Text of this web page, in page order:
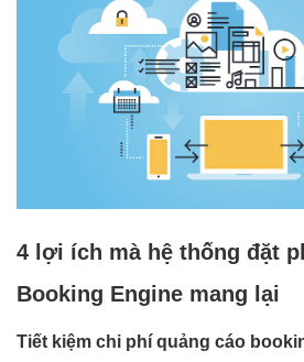
4 lợi ích mà hệ thống đặt
Booking Engine mang lại
Tiết kiệm chi phí quảng cáo